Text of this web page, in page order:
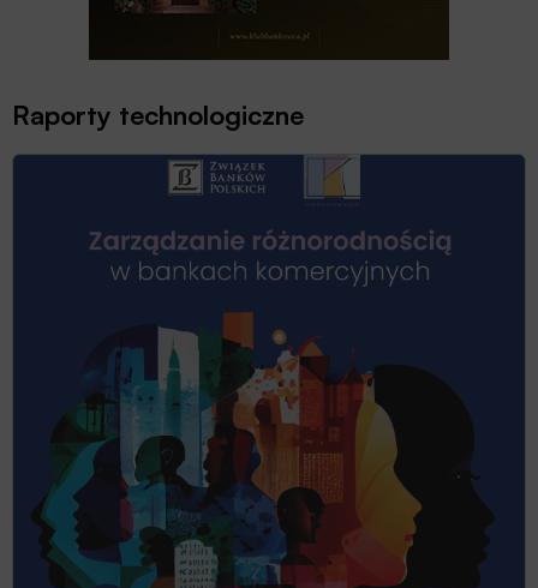
Raporty technologiczne